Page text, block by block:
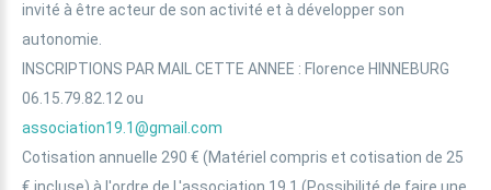
invité à être acteur de son activité et à développer son
autonomie.
INSCRIPTIONS PAR MAIL CETTE ANNEE : Florence HINNEBURG
06.15.79.82.12 ou
association19.1@gmail.com
Cotisation annuelle 290 € (Matériel compris et cotisation de 25